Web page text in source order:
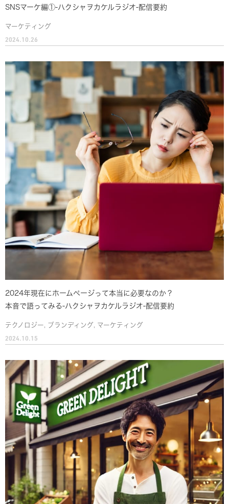
SNSマーケ編①-ハクシャヲカケルラジオ-配信要約
マーケティング
2024.10.26
2024年現在にホームページって本当に必要なのか？
本音で語ってみる-ハクシャヲカケルラジオ-配信要約
テクノロジー, ブランディング, マーケティング
2024.10.15